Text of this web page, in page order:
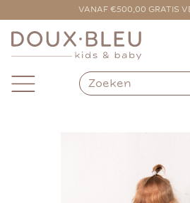
VANAF €500,00 GRATIS
VOOR 16:00 BESTELD =